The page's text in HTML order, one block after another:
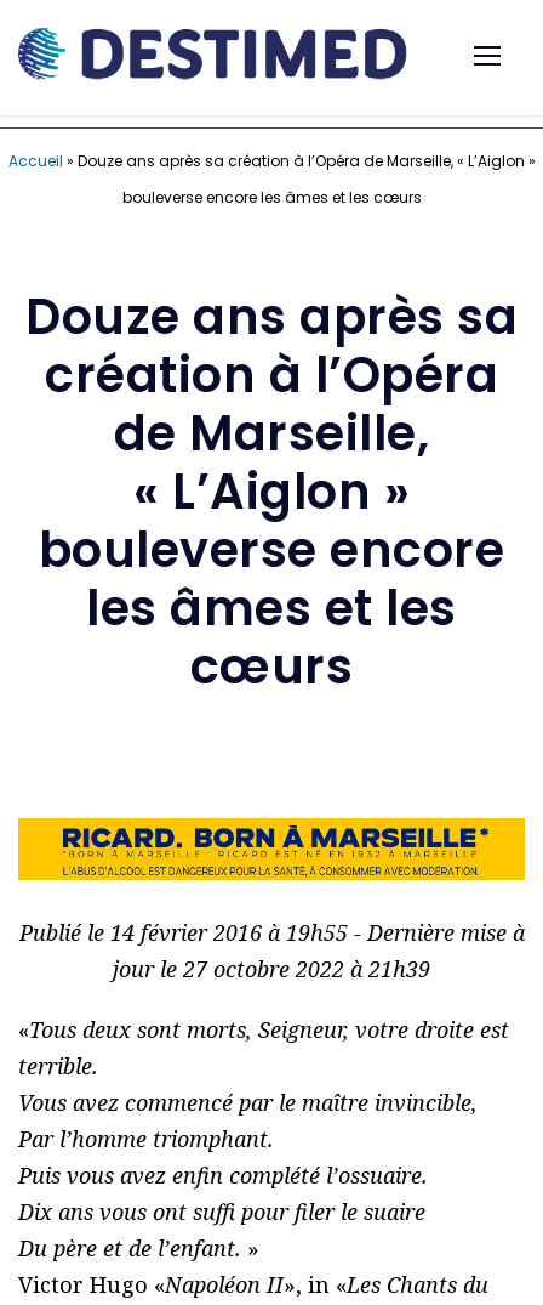
Accueil » Douze ans après sa création à l’Opéra de Marseille, « L’Aiglon »
bouleverse encore les âmes et les cœurs
Douze ans après sa
création à l’Opéra
de Marseille,
« L’Aiglon »
bouleverse encore
les âmes et les
cœurs
Publié le 14 février 2016 à 19h55 - Dernière mise à
jour le 27 octobre 2022 à 21h39
«Tous deux sont morts, Seigneur, votre droite est
terrible.
Vous avez commencé par le maître invincible,
Par l’homme triomphant.
Puis vous avez enfin complété l’ossuaire.
Dix ans vous ont suffi pour filer le suaire
Du père et de l’enfant. »
Victor Hugo «Napoléon II», in «Les Chants du